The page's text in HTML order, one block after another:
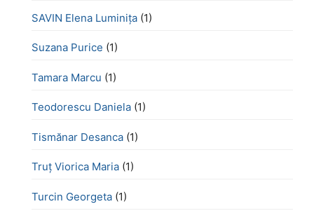
SAVIN Elena Luminița (1)
Suzana Purice (1)
Tamara Marcu (1)
Teodorescu Daniela (1)
Tismănar Desanca (1)
Truț Viorica Maria (1)
Turcin Georgeta (1)